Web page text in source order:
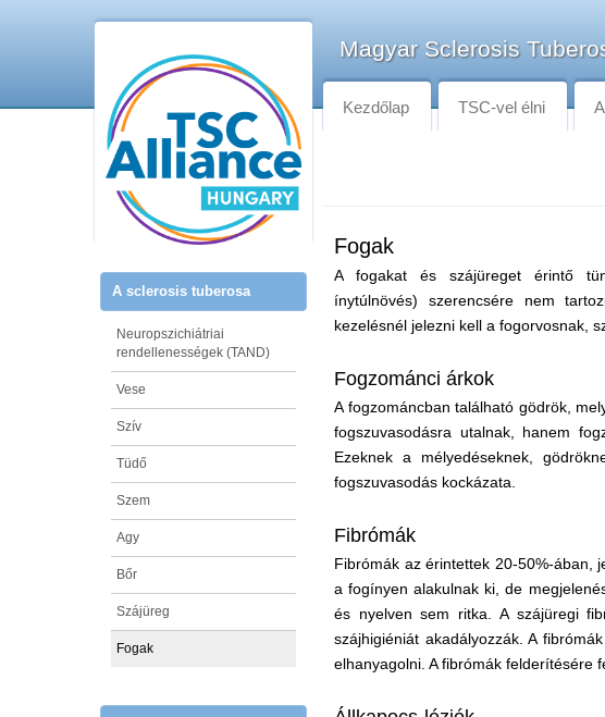
A sclerosis tuberosa
Neuropszichiátriai
rendellenességek (TAND)
Vese
Szív
Tüdő
Szem
Agy
Bőr
Szájüreg
Fogak
Magyar Sclerosis
Kezdőlap TSC-vel élni
Fogak
A fogakat és szájüreget érintő
ínytúlnövés) szerencsére nem
kezelésnél jelezni kell a fogorvosnak,
Fogzománci árkok
A fogzománcban található gödrök,
fogszuvasodásra utalnak, hanem
Ezeknek a mélyedéseknek,
fogszuvasodás kockázata.
Fibrómák
Fibrómák az érintettek 20-50%-ában,
a fogínyen alakulnak ki, de
és nyelven sem ritka. A szájüregi
szájhigiéniát akadályozzák. A
elhanyagolni. A fibrómák felderítésére